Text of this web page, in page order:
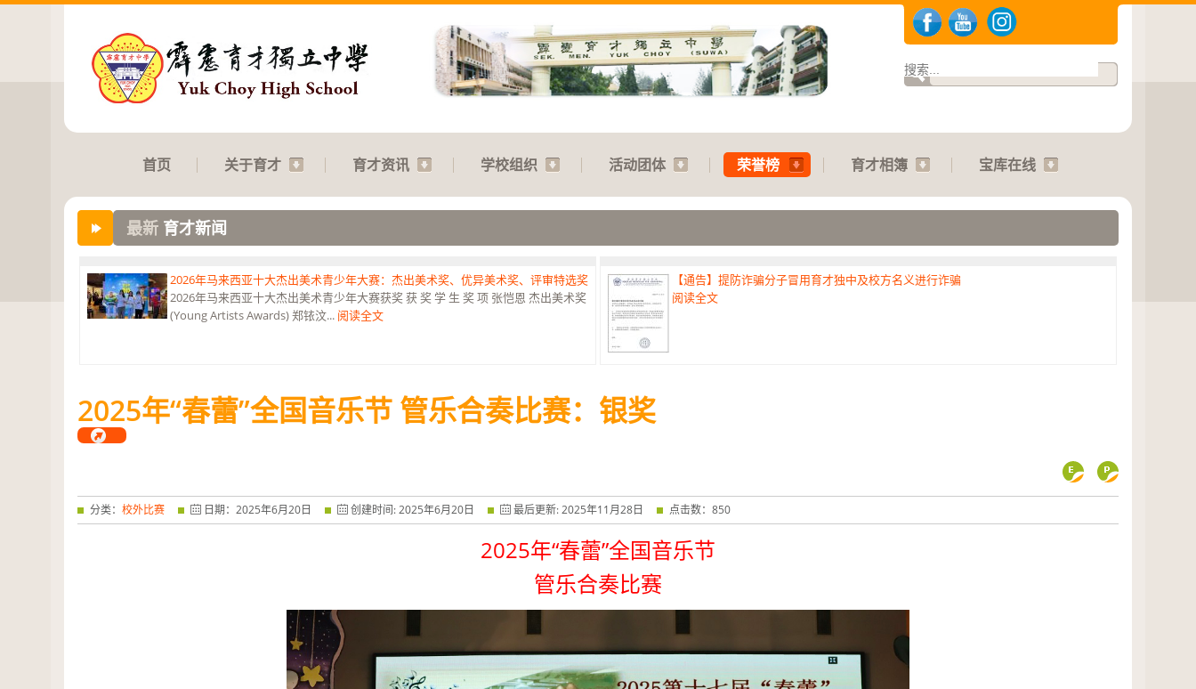
首页 关于育才 育才资讯 学校组织 活动团体 荣誉榜 育才相簿 宝库在线
最新 育才新闻
恭贺本校庄浩霖同学荣获第六届“中华翰墨情”佛港澳台侨中小学生书法比赛最高荣誉
——特优奖...阅读全文
2026年马来西亚十大杰出美术青少年大赛：杰出美术奖、优异美术奖、评审特选奖
2026年马来西亚十大杰出美术青少年大赛获奖 获 奖 学 生 奖 项 张恺恩 杰出美术奖
(Young Artists Awards) 郑铱汶... 阅读全文
【通告】提防诈骗分子冒用育才独中及校方名义进行诈骗
阅读全文
2025年“春蕾”全国音乐节 管乐合奏比赛：银奖
分类： 校外比赛 日期： 2025年6月20日 创建时间:2025年6月20日 最后更新:2025年11月28日 点击数： 850
2025年“春蕾”全国音乐节
管乐合奏比赛